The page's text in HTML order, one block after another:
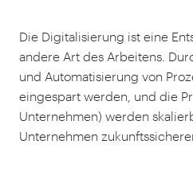
Die Digitalisierung ist eine
andere Art des Arbeitens.
und Automatisierung von
eingespart werden, und die
Unternehmen) werden
Unternehmen